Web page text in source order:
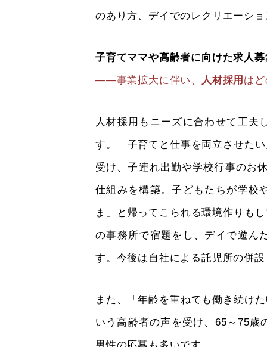
のあり方、デイでのレクリエーシ
子育てママや高齢者に向けた求人
――事業拡大に伴い、
人材採用 は
人材採用もニーズに合わせて工夫
す。「子育てと仕事を両立させた
受け、子連れ出勤や学校行事のお
仕組みを構築。子どもたちが学校
ま」と帰ってこられる環境作りも
の事務所で宿題をし、デイで遊ん
す。今後は自社による託児所の併
また、「年齢を重ねても働き続け
いう高齢者の声を受け、65～75歳